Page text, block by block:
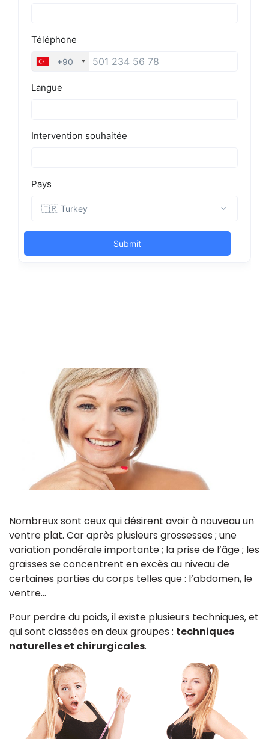
Nombreux sont ceux qui désirent avoir à nouveau un
ventre plat. Car après plusieurs grossesses ; une
variation pondérale importante ; la prise de l’âge ; les
graisses se concentrent en excès au niveau de
certaines parties du corps telles que : l’abdomen, le
ventre…
Pour perdre du poids, il existe plusieurs techniques, et
qui sont classées en deux groupes : techniques
naturelles et chirurgicales.